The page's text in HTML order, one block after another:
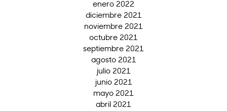
enero 2022
diciembre 2021
noviembre 2021
octubre 2021
septiembre 2021
agosto 2021
julio 2021
junio 2021
mayo 2021
abril 2021